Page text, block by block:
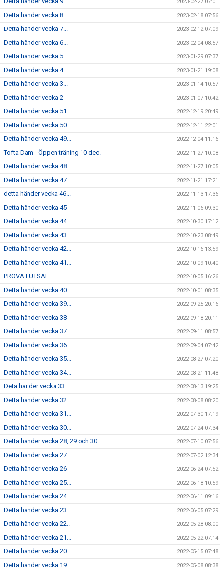
2023-02-27 07:01
Detta händer vecka 8... 2023-02-18 07:56
Detta händer vecka 7... 2023-02-12 07:09
Detta händer vecka 6... 2023-02-04 08:57
Detta händer vecka 5... 2023-01-29 07:37
Detta händer vecka 4... 2023-01-21 19:08
Detta händer vecka 3... 2023-01-14 10:57
Detta händer vecka 2 2023-01-07 10:42
Detta händer vecka 51... 2022-12-19 20:49
Detta händer vecka 50... 2022-12-11 22:01
Detta händer vecka 49... 2022-12-04 11:16
Tofta Dam - Öppen träning 10 dec. 2022-11-27 10:08
Detta händer vecka 48... 2022-11-27 10:05
Detta händer vecka 47... 2022-11-21 17:21
detta händer vecka 46... 2022-11-13 17:36
Detta händer vecka 45 2022-11-06 09:30
Detta händer vecka 44... 2022-10-30 17:12
Detta händer vecka 43... 2022-10-23 08:49
Detta händer vecka 42... 2022-10-16 13:59
Detta händer vecka 41... 2022-10-09 10:40
PROVA FUTSAL 2022-10-05 16:26
Detta händer vecka 40... 2022-10-01 08:35
Detta händer vecka 39... 2022-09-25 20:16
Detta händer vecka 38 2022-09-18 20:11
Detta händer vecka 37... 2022-09-11 08:57
Detta händer vecka 36 2022-09-04 07:42
Detta händer vecka 35... 2022-08-27 07:20
Detta händer vecka 34... 2022-08-21 11:48
Deta händer vecka 33 2022-08-13 19:25
Detta händer vecka 32 2022-08-08 08:20
Detta händer vecka 31... 2022-07-30 17:19
Detta händer vecka 30... 2022-07-24 07:34
Detta händer vecka 28, 29 och 30 2022-07-10 07:56
Detta händer vecka 27... 2022-07-02 12:34
Detta händer vecka 26 2022-06-24 07:52
Detta händer vecka 25... 2022-06-18 10:59
Detta händer vecka 24... 2022-06-11 09:16
Detta händer vecka 23... 2022-06-05 07:29
Detta händer vecka 22.. 2022-05-28 08:00
Detta händer vecka 21... 2022-05-22 07:14
Detta händer vecka 20... 2022-05-15 07:48
Detta händer vecka 19... 2022-05-08 08:38